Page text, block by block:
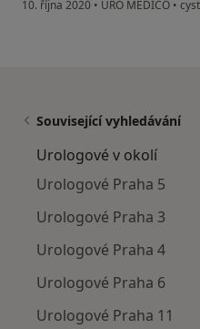
10. října 2020 • URO MEDICO •
Související vyhledávání
Urologové v okolí
Urologové Praha 5
Urologové Praha 3
Urologové Praha 4
Urologové Praha 6
Urologové Praha 11